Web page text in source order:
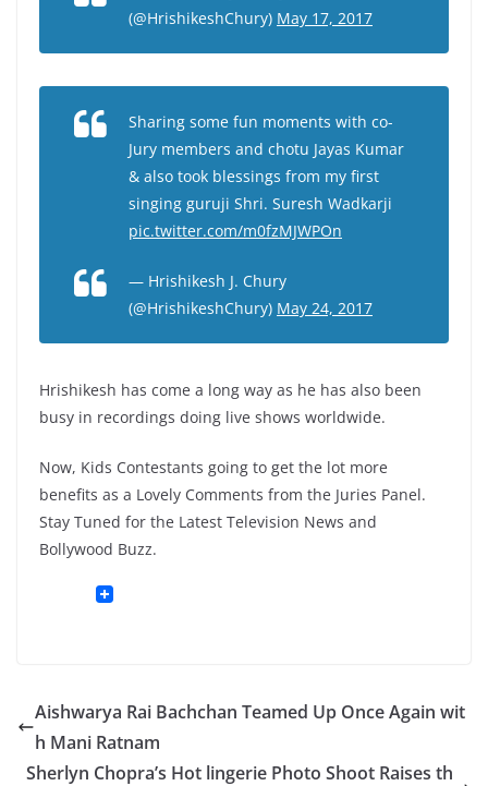
(@HrishikeshChury) May 17, 2017
Sharing some fun moments with co-
Jury members and chotu Jayas Kumar
& also took blessings from my first
singing guruji Shri. Suresh Wadkarji
pic.twitter.com/m0fzMJWPOn
— Hrishikesh J. Chury
(@HrishikeshChury) May 24, 2017
Hrishikesh has come a long way as he has also been
busy in recordings doing live shows worldwide.
Now, Kids Contestants going to get the lot more
benefits as a Lovely Comments from the Juries Panel.
Stay Tuned for the Latest Television News and
Bollywood Buzz.
Aishwarya Rai Bachchan Teamed Up Once Again wit
h Mani Ratnam
Sherlyn Chopra’s Hot lingerie Photo Shoot Raises th